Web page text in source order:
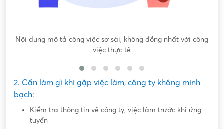
Nội dung mô tả công việc sơ sài, không đồng nhất với công
việc thực tế
2. Cần làm gì khi gặp việc làm, công ty không minh
bạch:
Kiểm tra thông tin về công ty, việc làm trước khi ứng
tuyển